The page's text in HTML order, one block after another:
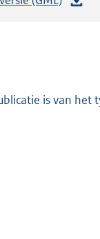
is van het